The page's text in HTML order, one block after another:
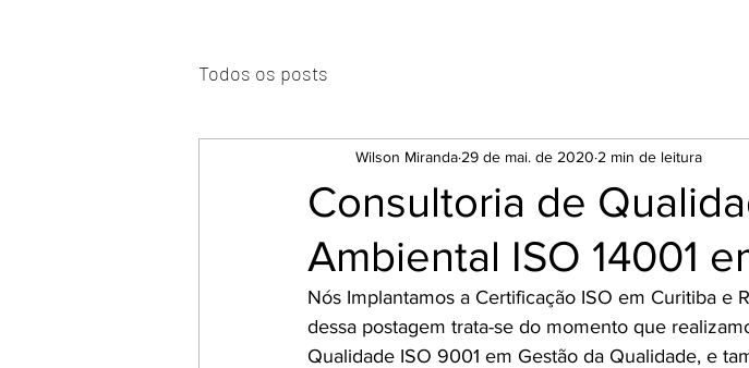
Todos os posts
Consultoria de
Ambiental ISO 14001
Wilson Miranda 29 de mai. de 2020 2 min de leitura
Nós Implantamos a Certificação ISO em Curitiba e
dessa postagem trata-se do momento que
Qualidade ISO 9001 em Gestão da Qualidade, e